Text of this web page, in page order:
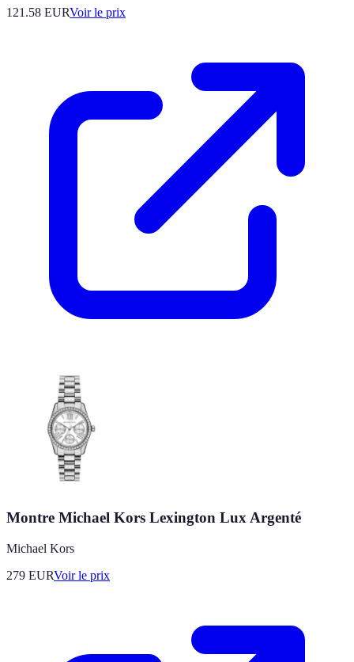
121.58 EURVoir le prix
Montre Michael Kors Lexington Lux Argenté
Michael Kors
279 EURVoir le prix